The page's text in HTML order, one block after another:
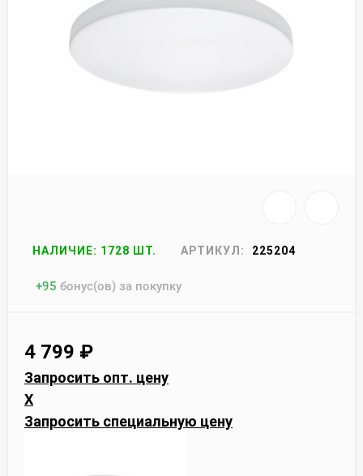
НАЛИЧИЕ: 1728 ШТ. АРТИКУЛ: 225204
+95 бонус(ов) за покупку
4 799 ₽
Запросить опт. цену
X
Запросить специальную цену